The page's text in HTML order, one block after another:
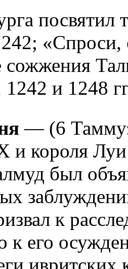
«Спроси,
и 1248
— (6
и короля
был
к
к его
ивритских